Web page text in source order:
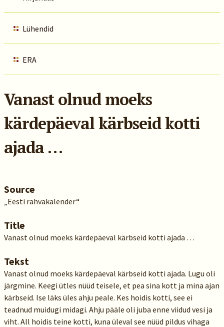
Lühendid
ERA
Vanast olnud moeks
kärdepäeval kärbseid kotti
ajada …
Source
„Eesti rahvakalender“
Title
Vanast olnud moeks kärdepäeval kärbseid kotti ajada …
Tekst
Vanast olnud moeks kärdepäeval kärbseid kotti ajada. Lugu oli
järgmine. Keegi ütles nüüd teisele, et pea sina kott ja mina ajan
kärbseid. Ise läks üles ahju peale. Kes hoidis kotti, see ei
teadnud muidugi midagi. Ahju pääle oli juba enne viidud vesi ja
viht. All hoidis teine kotti, kuna üleval see nüüd pildus vihaga